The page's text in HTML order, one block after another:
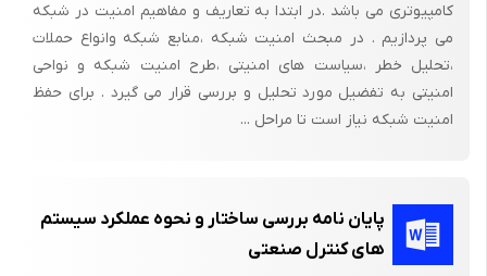
ماست که این مقاله در توطئه و تحریک قدرت انتقال برای آگاه ساختن
همه ما از پتانسیل و پایگاه NCW به ما کمک کند .
تفسیر کردن این مفهوم به قابلیت عملیاتی واقعی نیازمند تکنولوژی
اطلاعات تزریقی بیشتر نسبت به حالت ساخت اطلاعات یا ساختار
مفاهیم NCW در بسته های قابلیت طراحی شده برای اهرم بندی برتری
اطلاعات اعلام شوند سوال عمده ای است که با آن برخورد می کنیم . با
کامپیوتری می باشد .در ابتدا به تعاریف و مفاهیم امنیت در شبکه
می پردازیم . در مبحث امنیت شبکه ،منابع شبکه وانواع حملات
،تحلیل خطر ،سیاست های امنیتی ،طرح امنیت شبکه و نواحی
امنیتی به تفضیل مورد تحلیل و بررسی قرار می گیرد . برای حفظ
امنیت شبکه نیاز است تا مراحل ...
پایان نامه بررسی ساختار و نحوه عملکرد سیستم
های کنترل صنعتی